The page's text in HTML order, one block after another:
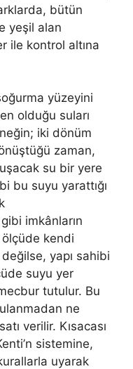
bütün
yeşil alan
ile kontrol altına
yüzeyini
olduğu suları
iki dönüm
zaman,
su bir yere
bu suyu yarattığı
imkânların
ölçüde kendi
yapı sahibi
suyu yer
tutulur. Bu
ne
verilir. Kısacası
sistemine,
uyarak